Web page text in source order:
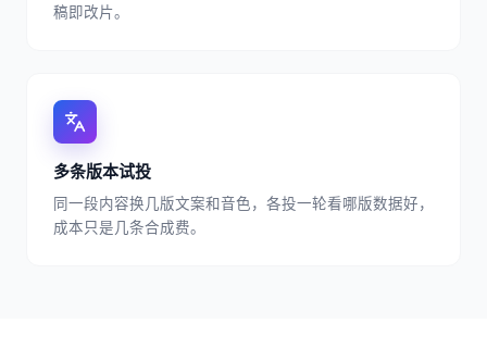
稿即改片。
多条版本试投
同一段内容换几版文案和音色，各投一轮看哪版数据好，
成本只是几条合成费。